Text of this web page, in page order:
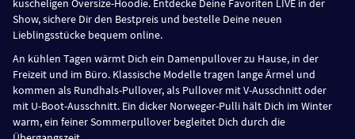
kuscheligen Oversize-Hoodie. Entdecke Deine Favoriten LIVE in der
Show, sichere Dir den Bestpreis und bestelle Deine neuen
Lieblingsstücke bequem online.
An kühlen Tagen wärmt Dich ein Damenpullover zu Hause, in der
Freizeit und im Büro. Klassische Modelle tragen lange Ärmel und
kommen als Rundhals-Pullover, als Pullover mit V-Ausschnitt oder
mit U-Boot-Ausschnitt. Ein dicker Norweger-Pulli hält Dich im Winter
warm, ein feiner Sommerpullover begleitet Dich durch die